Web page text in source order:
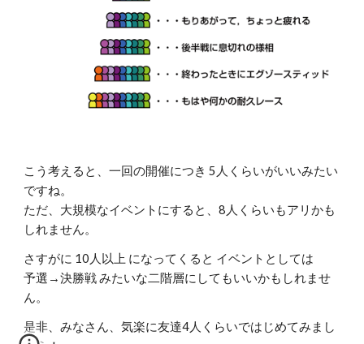
こう考えると、一回の開催につき 5人くらいがいいみたい
ですね。
ただ、大規模なイベントにすると、8人くらいもアリかも
しれません。
さすがに 10人以上 になってくると イベントとしては
予選→決勝戦 みたいな二階層にしてもいいかもしれませ
ん。
是非、みなさん、気楽に友達4人くらいではじめてみまし